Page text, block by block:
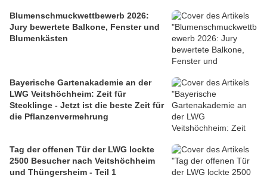
Blumenschmuckwettbewerb 2026:
Jury bewertete Balkone, Fenster und
Blumenkästen
Bayerische Gartenakademie an der
LWG Veitshöchheim: Zeit für
Stecklinge - Jetzt ist die beste Zeit für
die Pflanzenvermehrung
Tag der offenen Tür der LWG lockte
2500 Besucher nach Veitshöchheim
und Thüngersheim - Teil 1